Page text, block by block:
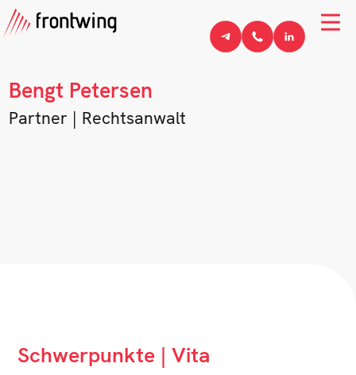
Bengt Petersen
Partner | Rechtsanwalt
Schwerpunkte | Vita